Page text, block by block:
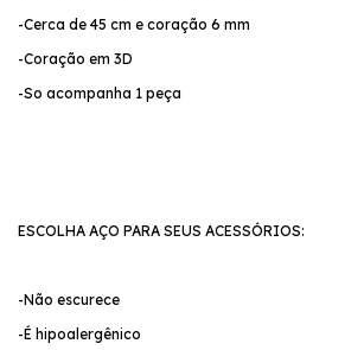
-Cerca de 45 cm e coração 6 mm
-Coração em 3D
-So acompanha 1 peça
ESCOLHA AÇO PARA SEUS ACESSÓRIOS:
-Não escurece
-É hipoalergênico